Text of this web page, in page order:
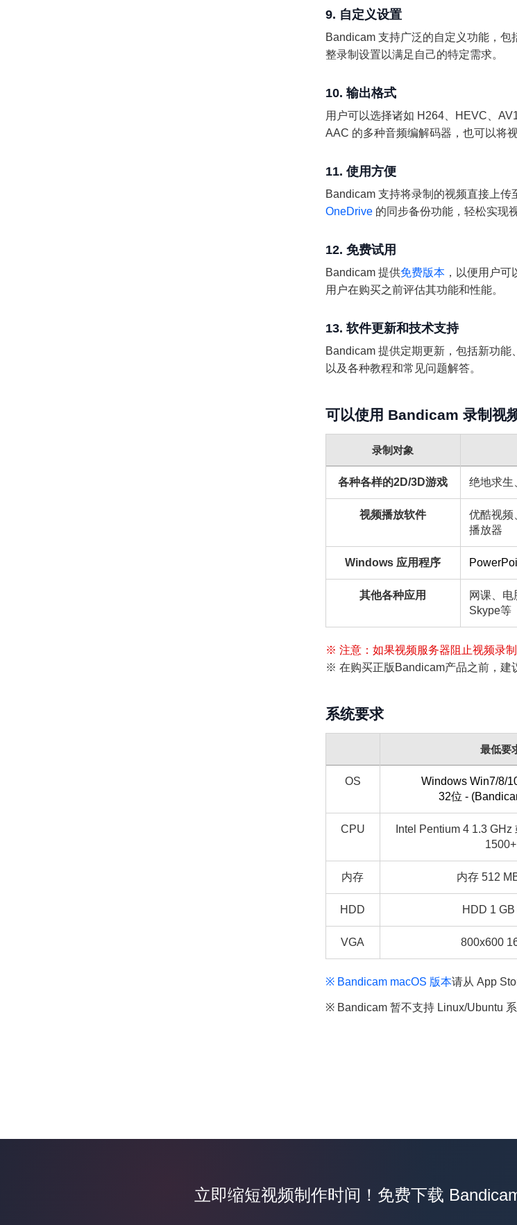
9. 自定义设置
Bandicam 支持广泛的自定义功能，
整录制设置以满足自己的特定需求。
10. 输出格式
用户可以选择诸如 H264、HEVC、
AAC 的多种音频编解码器，也可以将
11. 使用方便
Bandicam 支持将录制的视频直接上
OneDrive的同步备份功能，轻松实现
12. 免费试用
Bandicam 提供免费版本，以便用户可
用户在购买之前评估其功能和性能。
13. 软件更新和技术支持
Bandicam 提供定期更新，包括新功能
以及各种教程和常见问题解答。
可以使用 Bandicam 录制视
录制对象
各种各样的2D/3D游戏 绝地求生
视频播放软件 优酷视频
播放器
Windows 应用程序
其他各种应用 网课、电
Skype等
※ 注意：如果视频服务器阻止视频录
※ 在购买正版Bandicam产品之前，建
系统要求
最低要
OS
Windows Win7/8/
32位 -
CPU
Intel Pentium 4 1.3
1500+
内存 内存 512
HDD HDD 1 GB
VGA 800x600
※ Bandicam macOS 版本请从 App
※ Bandicam 暂不支持 Linux/Ubuntu 系
立即缩短视频制作时间！免费下载